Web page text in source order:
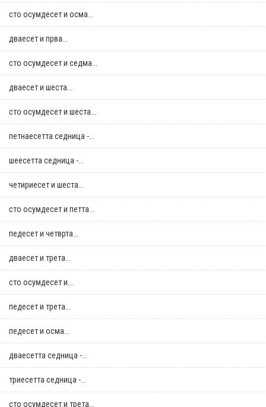
сто осумдесет и осма...
дваесет и прва...
сто осумдесет и седма...
дваесет и шеста...
сто осумдесет и шеста...
петнаесетта седница -...
шеесетта седница -...
четириесет и шеста...
сто осумдесет и петта...
педесет и четврта...
дваесет и трета...
сто осумдесет и...
педесет и трета...
педесет и осма...
дваесетта седница -...
триесетта седница -...
сто осумдесет и трета...